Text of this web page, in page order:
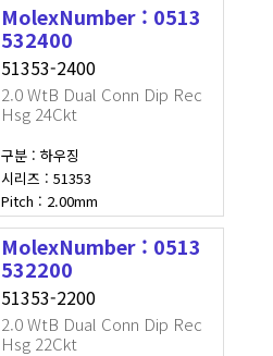
MolexNumber : 0513
532400
51353-2400
2.0 WtB Dual Conn Dip Rec
Hsg 24Ckt
구분 : 하우징
시리즈 : 51353
Pitch : 2.00mm
MolexNumber : 0513
532200
51353-2200
2.0 WtB Dual Conn Dip Rec
Hsg 22Ckt